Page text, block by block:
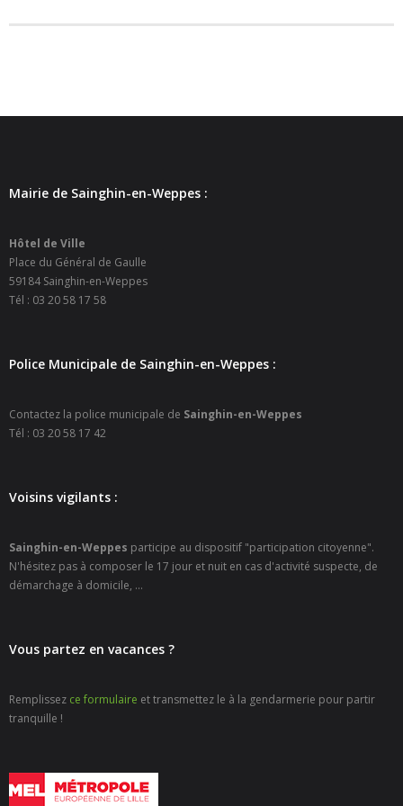
Mairie de Sainghin-en-Weppes :
Hôtel de Ville
Place du Général de Gaulle
59184 Sainghin-en-Weppes
Tél : 03 20 58 17 58
Police Municipale de Sainghin-en-Weppes :
Contactez la police municipale de Sainghin-en-Weppes
Tél : 03 20 58 17 42
Voisins vigilants :
Sainghin-en-Weppes participe au dispositif "participation citoyenne".
N'hésitez pas à composer le 17 jour et nuit en cas d'activité suspecte, de
démarchage à domicile, ...
Vous partez en vacances ?
Remplissez ce formulaire et transmettez le à la gendarmerie pour partir
tranquille !